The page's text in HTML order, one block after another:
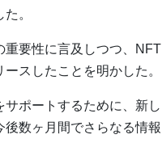
。
要性に言及しつつ、NFT
スしたことを明かした。
ポートするために、新し
数ヶ月間でさらなる情報